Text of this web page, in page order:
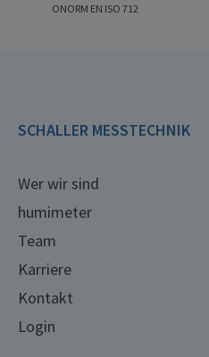
ONORM EN ISO 712
SCHALLER MESSTECHNIK
Wer wir sind
humimeter
Team
Karriere
Kontakt
Login